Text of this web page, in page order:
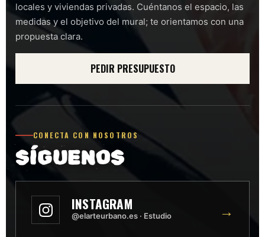
locales y viviendas privadas. Cuéntanos el espacio, las
medidas y el objetivo del mural; te orientamos con una
propuesta clara.
PEDIR PRESUPUESTO
CONECTA CON NOSOTROS
SÍGUENOS
INSTAGRAM
@elarteurbano.es · Estudio →